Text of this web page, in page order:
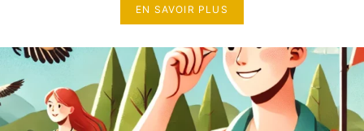
EN SAVOIR PLUS